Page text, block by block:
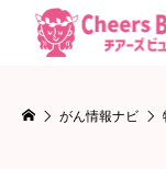
がん情報ナビ